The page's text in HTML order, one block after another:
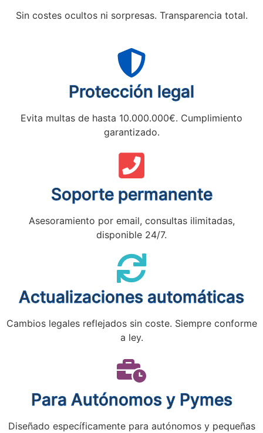
Sin costes ocultos ni sorpresas. Transparencia total.
Protección legal
Evita multas de hasta 10.000.000€. Cumplimiento
garantizado.
Soporte permanente
Asesoramiento por email, consultas ilimitadas,
disponible 24/7.
Actualizaciones automáticas
Cambios legales reflejados sin coste. Siempre conforme
a ley.
Para Autónomos y Pymes
Diseñado específicamente para autónomos y pequeñas